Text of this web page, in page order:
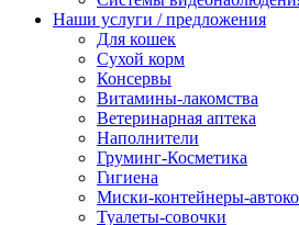
Наши услуги / предложения
Для кошек
Сухой корм
Консервы
Витамины-лакомства
Ветеринарная аптека
Наполнители
Груминг-Косметика
Гигиена
Миски-контейнеры-
Туалеты-совочки